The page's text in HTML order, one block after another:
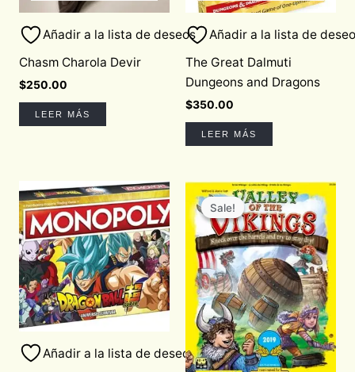
Añadir a la lista de deseos
Chasm Charola Devir
$250.00
LEER MÁS
Añadir a la lista de
The Great Dalmuti
Dungeons and Dragons
$350.00
LEER MÁS
Añadir a la lista de deseos
Sale!
Sale!
Original
price
was:
$850.00.
Current
price
is:
$722.50.